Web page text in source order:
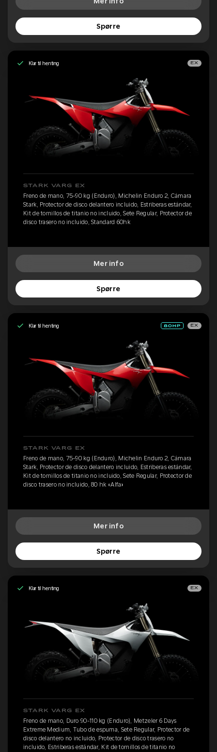
Spørre
Klar til henting EX
STARK VARG EX
Freno de mano, 75-90 kg (Enduro), Michelin Enduro 2, Cámara
Stark, Protector de disco delantero incluido, Estriberas estándar,
Kit de tornillos de titanio no incluido, Sete Regular, Protector de
disco trasero no incluido, Standard 60hk
Mer info
Spørre
Klar til henting EX
STARK VARG EX
Freno de mano, 75-90 kg (Enduro), Michelin Enduro 2, Cámara
Stark, Protector de disco delantero incluido, Estriberas estándar,
Kit de tornillos de titanio no incluido, Sete Regular, Protector de
disco trasero no incluido, 80 hk «Alfa»
Mer info
Spørre
Klar til henting EX
STARK VARG EX
Freno de mano, Duro 90-110 kg (Enduro), Metzeler 6 Days
Extreme Medium, Tubo de espuma, Sete Regular, Protector de
disco delantero no incluido, Protector de disco trasero no
incluido, Estriberas estándar, Kit de tornillos de titanio no